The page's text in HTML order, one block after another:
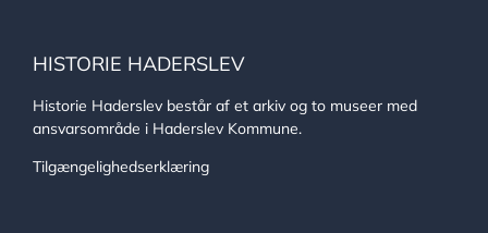
HISTORIE HADERSLEV
Historie Haderslev består af et arkiv og to museer med
ansvarsområde i Haderslev Kommune.
Tilgængelighedserklæring